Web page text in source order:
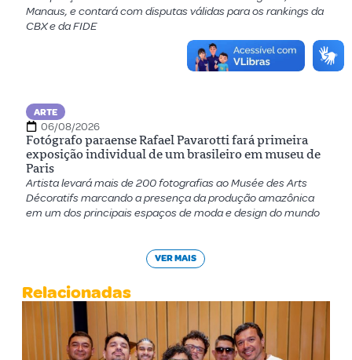
Manaus, e contará com disputas válidas para os rankings da
CBX e da FIDE
ARTE
06/08/2026
Fotógrafo paraense Rafael Pavarotti fará primeira
exposição individual de um brasileiro em museu de
Paris
Artista levará mais de 200 fotografias ao Musée des Arts
Décoratifs marcando a presença da produção amazônica
em um dos principais espaços de moda e design do mundo
VER MAIS
Relacionadas